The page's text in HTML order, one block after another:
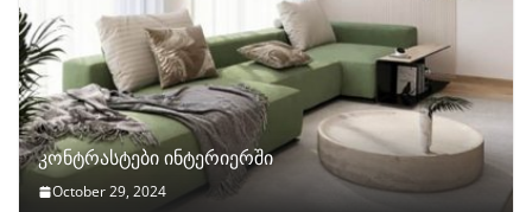
კონტრასტები ინტერიერში
October 29, 2024